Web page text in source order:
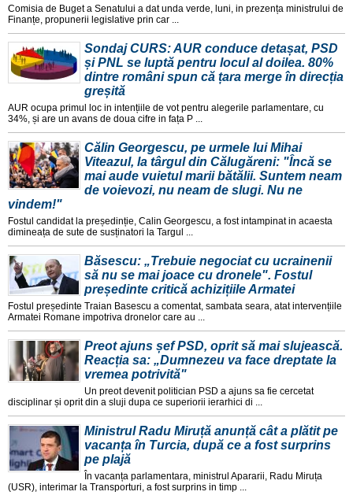
Comisia de Buget a Senatului a dat unda verde, luni, in prezența ministrului de
Finanțe, propunerii legislative prin car ...
Sondaj CURS: AUR conduce detașat, PSD
și PNL se luptă pentru locul al doilea. 80%
dintre români spun că țara merge în direcția
greșită
AUR ocupa primul loc in intențiile de vot pentru alegerile parlamentare, cu
34%, și are un avans de doua cifre in fața P ...
Călin Georgescu, pe urmele lui Mihai
Viteazul, la târgul din Călugăreni: "Încă se
mai aude vuietul marii bătălii. Suntem neam
de voievozi, nu neam de slugi. Nu ne
vindem!"
Fostul candidat la președinție, Calin Georgescu, a fost intampinat in acaesta
dimineața de sute de susținatori la Targul ...
Băsescu: „Trebuie negociat cu ucrainenii
să nu se mai joace cu dronele". Fostul
președinte critică achizițiile Armatei
Fostul președinte Traian Basescu a comentat, sambata seara, atat intervențiile
Armatei Romane impotriva dronelor care au ...
Preot ajuns șef PSD, oprit să mai slujească.
Reacția sa: „Dumnezeu va face dreptate la
vremea potrivită"
Un preot devenit politician PSD a ajuns sa fie cercetat
disciplinar și oprit din a sluji dupa ce superiorii ierarhici di ...
Ministrul Radu Miruță anunță cât a plătit pe
vacanța în Turcia, după ce a fost surprins
pe plajă
În vacanța parlamentara, ministrul Apararii, Radu Miruța
(USR), interimar la Transporturi, a fost surprins in timp ...